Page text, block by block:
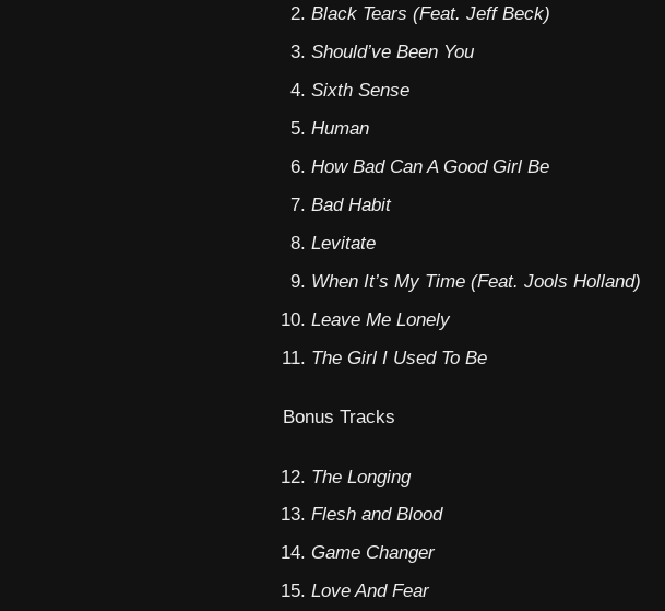
Black Tears (Feat. Jeff Beck)
Should’ve Been You
Sixth Sense
Human
How Bad Can A Good Girl Be
Bad Habit
Levitate
When It’s My Time (Feat. Jools Holland)
Leave Me Lonely
The Girl I Used To Be
Bonus Tracks
The Longing
Flesh and Blood
Game Changer
Love And Fear